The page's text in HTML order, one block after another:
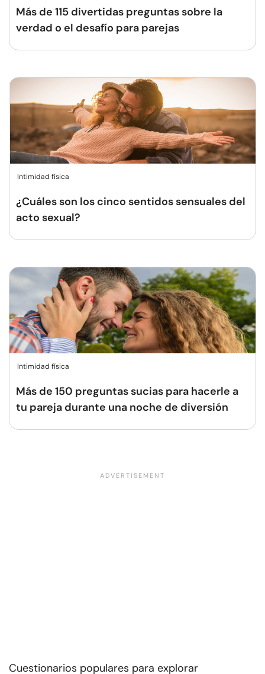
Más de 115 divertidas preguntas sobre la
verdad o el desafío para parejas
Intimidad física
¿Cuáles son los cinco sentidos sensuales del
acto sexual?
Intimidad física
Más de 150 preguntas sucias para hacerle a
tu pareja durante una noche de diversión
Cuestionarios populares para explorar